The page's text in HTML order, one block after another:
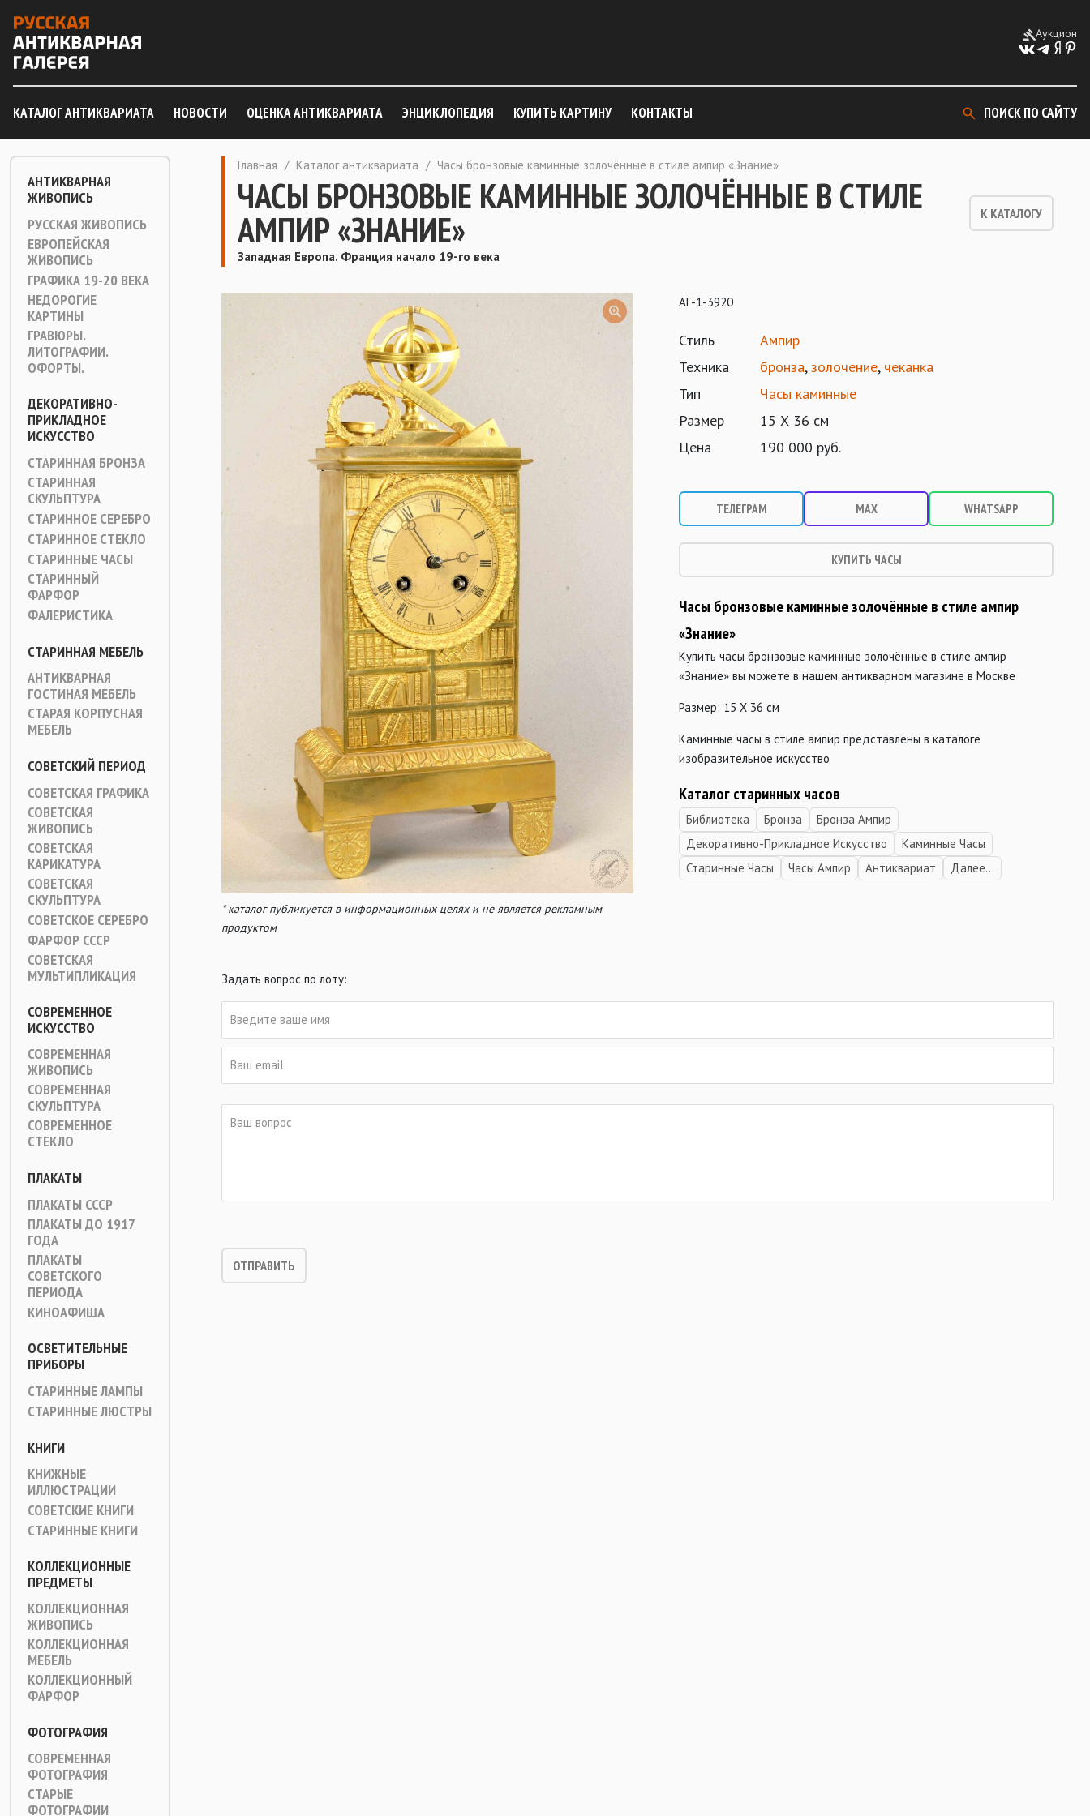
Аукцион
КАТАЛОГ АНТИКВАРИАТА НОВОСТИ ОЦЕНКА АНТИКВАРИАТА ЭНЦИКЛОПЕДИЯ КУПИТЬ КАРТИНУ КОНТАКТЫ ПОИСК ПО САЙТУ
АНТИКВАРНАЯ
ЖИВОПИСЬ
РУССКАЯ ЖИВОПИСЬ
ЕВРОПЕЙСКАЯ
ЖИВОПИСЬ
ГРАФИКА 19-20 ВЕКА
НЕДОРОГИЕ
КАРТИНЫ
ГРАВЮРЫ.
ЛИТОГРАФИИ.
ОФОРТЫ.
ДЕКОРАТИВНО-
ПРИКЛАДНОЕ
ИСКУССТВО
СТАРИННАЯ БРОНЗА
СТАРИННАЯ
СКУЛЬПТУРА
СТАРИННОЕ СЕРЕБРО
СТАРИННОЕ СТЕКЛО
СТАРИННЫЕ ЧАСЫ
СТАРИННЫЙ
ФАРФОР
ФАЛЕРИСТИКА
СТАРИННАЯ МЕБЕЛЬ
АНТИКВАРНАЯ
ГОСТИНАЯ МЕБЕЛЬ
СТАРАЯ КОРПУСНАЯ
МЕБЕЛЬ
СОВЕТСКИЙ ПЕРИОД
СОВЕТСКАЯ ГРАФИКА
СОВЕТСКАЯ
ЖИВОПИСЬ
СОВЕТСКАЯ
КАРИКАТУРА
СОВЕТСКАЯ
СКУЛЬПТУРА
СОВЕТСКОЕ СЕРЕБРО
ФАРФОР СССР
СОВЕТСКАЯ
МУЛЬТИПЛИКАЦИЯ
СОВРЕМЕННОЕ
ИСКУССТВО
СОВРЕМЕННАЯ
ЖИВОПИСЬ
СОВРЕМЕННАЯ
СКУЛЬПТУРА
СОВРЕМЕННОЕ
СТЕКЛО
ПЛАКАТЫ
ПЛАКАТЫ СССР
ПЛАКАТЫ ДО 1917
ГОДА
ПЛАКАТЫ
СОВЕТСКОГО
ПЕРИОДА
КИНОАФИША
ОСВЕТИТЕЛЬНЫЕ
ПРИБОРЫ
СТАРИННЫЕ ЛАМПЫ
СТАРИННЫЕ ЛЮСТРЫ
КНИГИ
КНИЖНЫЕ
ИЛЛЮСТРАЦИИ
СОВЕТСКИЕ КНИГИ
СТАРИННЫЕ КНИГИ
КОЛЛЕКЦИОННЫЕ
ПРЕДМЕТЫ
КОЛЛЕКЦИОННАЯ
ЖИВОПИСЬ
КОЛЛЕКЦИОННАЯ
МЕБЕЛЬ
КОЛЛЕКЦИОННЫЙ
ФАРФОР
ФОТОГРАФИЯ
СОВРЕМЕННАЯ
ФОТОГРАФИЯ
СТАРЫЕ
ФОТОГРАФИИ
Главная / Каталог антиквариата / Часы бронзовые каминные золочённые в стиле ампир «Знание»
ЧАСЫ БРОНЗОВЫЕ КАМИННЫЕ ЗОЛОЧЁННЫЕ В СТИЛЕ
АМПИР «ЗНАНИЕ» К КАТАЛОГУ
Западная Европа. Франция начало 19-го века
* каталог публикуется в информационных целях и не является рекламным
продуктом
АГ-1-3920
Стиль
Ампир
Техника
бронза,золочение, чеканка
Тип
Часы каминные
Размер
15 Х 36 см
Цена
190 000 руб.
ТЕЛЕГРАМ MAX WHATSAPP
КУПИТЬ ЧАСЫ
Часы бронзовые каминные золочённые в стиле ампир
«Знание»
Купить часы бронзовые каминные золочённые в стиле ампир
«Знание» вы можете в нашем антикварном магазине в Москве
Размер: 15 Х 36 см
Каминные часы в стиле ампир представлены в каталоге
изобразительное искусство
Каталог старинных часов
Библиотека Бронза
Бронза Ампир
Декоративно-Прикладное Искусство
Каминные Часы
Старинные Часы
Часы Ампир Антиквариат Далее...
Задать вопрос по лоту: